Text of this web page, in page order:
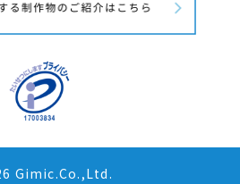
Gimic.Co.,Ltd.